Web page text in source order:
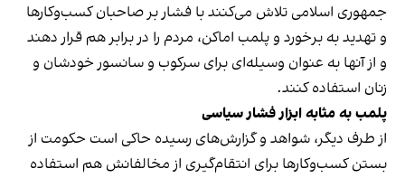
جمهوری اسلامی تلاش می‌کنند با فشار بر صاحبان کسب‌وکارها
و تهدید به برخورد و پلمب اماکن، مردم را در برابر هم قرار دهند
و از آنها به عنوان وسیله‌ای برای سرکوب و سانسور خودشان و
زنان استفاده کنند.
پلمب به مثابه ابزار فشار سیاسی
از طرف دیگر، شواهد و گزارش‌های رسیده حاکی است حکومت از
بستن کسب‌وکارها برای انتقام‌گیری از مخالفانش هم استفاده